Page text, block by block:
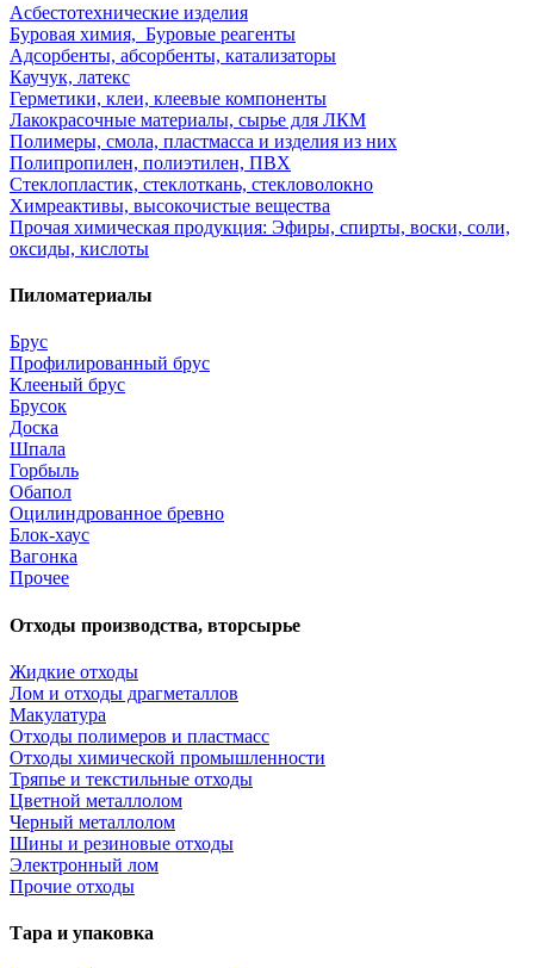
Асбестотехнические изделия
Буровая химия, Буровые реагенты
Адсорбенты, абсорбенты, катализаторы
Каучук, латекс
Герметики, клеи, клеевые компоненты
Лакокрасочные материалы, сырье для ЛКМ
Полимеры, смола, пластмасса и изделия из них
Полипропилен, полиэтилен, ПВХ
Стеклопластик, стеклоткань, стекловолокно
Химреактивы, высокочистые вещества
Прочая химическая продукция: Эфиры, спирты, воски, соли,
оксиды, кислоты
Пиломатериалы
Брус
Профилированный брус
Клееный брус
Брусок
Доска
Шпала
Горбыль
Обапол
Оцилиндрованное бревно
Блок-хаус
Вагонка
Прочее
Отходы производства, вторсырье
Жидкие отходы
Лом и отходы драгметаллов
Макулатура
Отходы полимеров и пластмасс
Отходы химической промышленности
Тряпье и текстильные отходы
Цветной металлолом
Черный металлолом
Шины и резиновые отходы
Электронный лом
Прочие отходы
Тара и упаковка